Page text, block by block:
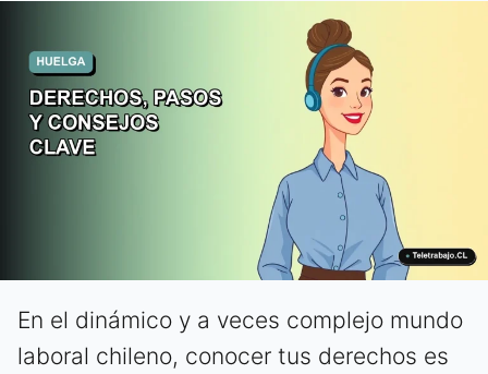
En el dinámico y a veces complejo mundo
laboral chileno, conocer tus derechos es